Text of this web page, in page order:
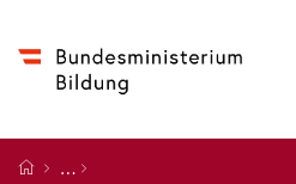
Startseite
…